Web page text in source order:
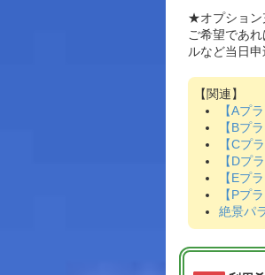
★オプション
ご希望であ
ルなど当日申
【Aプ
【Bプ
【Cプ
【Dプ
【Eプ
【Pプ
絶景パ